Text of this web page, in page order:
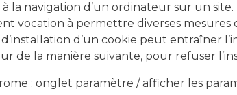
à la navigation d’un ordinateur sur un
vocation à permettre diverses mesures
d’un cookie peut entraîner
de la manière suivante, pour refuser
: onglet paramètre / afficher les